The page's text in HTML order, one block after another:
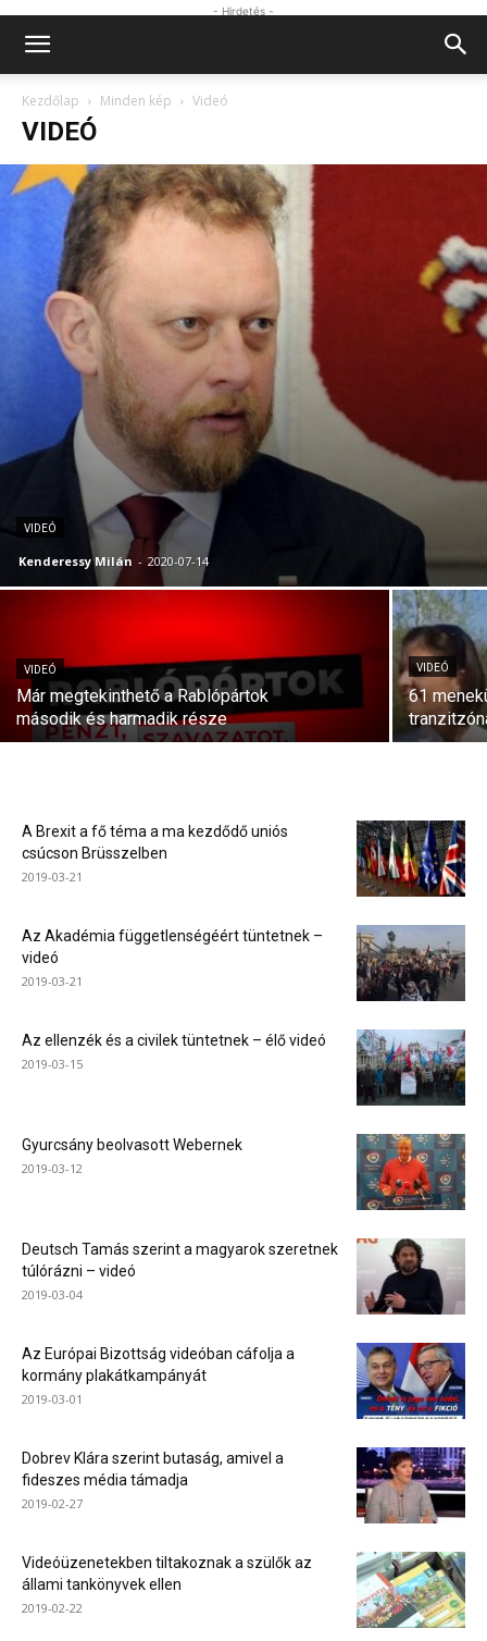
- Hirdetés -
Kezdőlap Minden kép Videó
VIDEÓ
VIDEÓ
Kenderessy Milán - 2020-07-14
VIDEÓ
Már megtekinthető a Rablópártok
második és harmadik része
VIDEÓ
61
A Brexit a fő téma a ma kezdődő uniós
csúcson Brüsszelben
2019-03-21
Az Akadémia függetlenségéért tüntetnek –
videó
2019-03-21
Az ellenzék és a civilek tüntetnek – élő videó
2019-03-15
Gyurcsány beolvasott Webernek
2019-03-12
Deutsch Tamás szerint a magyarok szeretnek
túlórázni – videó
2019-03-04
Az Európai Bizottság videóban cáfolja a
kormány plakátkampányát
2019-03-01
Dobrev Klára szerint butaság, amivel a
fideszes média támadja
2019-02-27
Videóüzenetekben tiltakoznak a szülők az
állami tankönyvek ellen
2019-02-22